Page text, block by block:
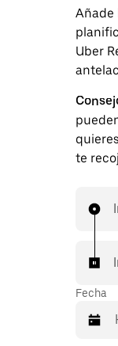
Añade
Uber
te
Fecha